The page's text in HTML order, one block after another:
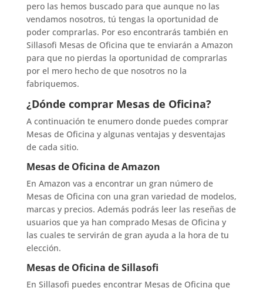
pero las hemos buscado para que aunque no las
vendamos nosotros, tú tengas la oportunidad de
poder comprarlas. Por eso encontrarás también en
Sillasofi Mesas de Oficina que te enviarán a Amazon
para que no pierdas la oportunidad de comprarlas
por el mero hecho de que nosotros no la
fabriquemos.
¿Dónde comprar Mesas de Oficina?
A continuación te enumero donde puedes comprar
Mesas de Oficina y algunas ventajas y desventajas
de cada sitio.
Mesas de Oficina de Amazon
En Amazon vas a encontrar un gran número de
Mesas de Oficina con una gran variedad de modelos,
marcas y precios. Además podrás leer las reseñas de
usuarios que ya han comprado Mesas de Oficina y
las cuales te servirán de gran ayuda a la hora de tu
elección.
Mesas de Oficina de Sillasofi
En Sillasofi puedes encontrar Mesas de Oficina que